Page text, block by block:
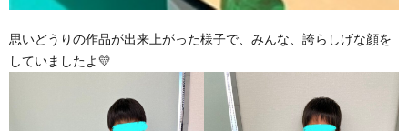
思いどうりの作品が出来上がった様子で、みんな、誇らしげな顔を
していましたよ💛